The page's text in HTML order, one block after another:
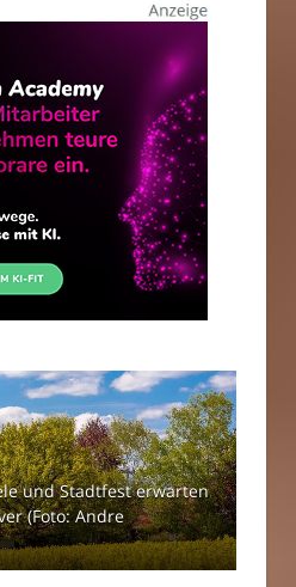
und Stadtfest erwarten
(Foto: Andre